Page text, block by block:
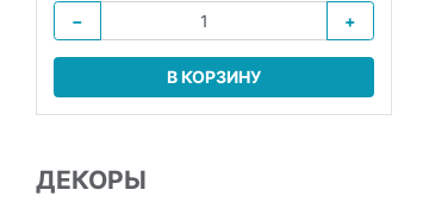
−
+
В КОРЗИНУ
ДЕКОРЫ